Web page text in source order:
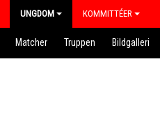
UNGDOM KOMMITTÉER
Matcher Truppen Bildgalleri